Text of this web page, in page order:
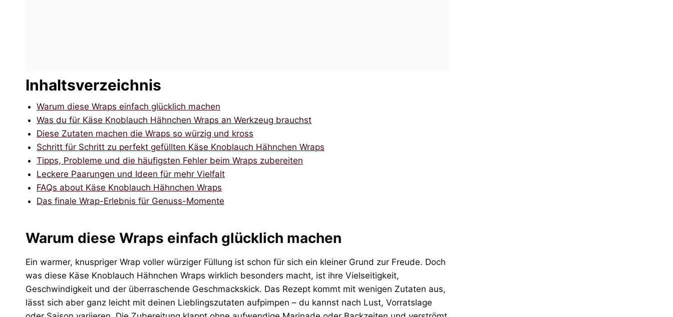
Inhaltsverzeichnis
Warum diese Wraps einfach glücklich machen
Was du für Käse Knoblauch Hähnchen Wraps an Werkzeug brauchst
Diese Zutaten machen die Wraps so würzig und kross
Schritt für Schritt zu perfekt gefüllten Käse Knoblauch Hähnchen Wraps
Tipps, Probleme und die häufigsten Fehler beim Wraps zubereiten
Leckere Paarungen und Ideen für mehr Vielfalt
FAQs about Käse Knoblauch Hähnchen Wraps
Das finale Wrap-Erlebnis für Genuss-Momente
Warum diese Wraps einfach glücklich machen
Ein warmer, knuspriger Wrap voller würziger Füllung ist schon für sich ein kleiner Grund zur Freude. Doch
was diese Käse Knoblauch Hähnchen Wraps wirklich besonders macht, ist ihre Vielseitigkeit,
Geschwindigkeit und der überraschende Geschmackskick. Das Rezept kommt mit wenigen Zutaten aus,
lässt sich aber ganz leicht mit deinen Lieblingszutaten aufpimpen – du kannst nach Lust, Vorratslage